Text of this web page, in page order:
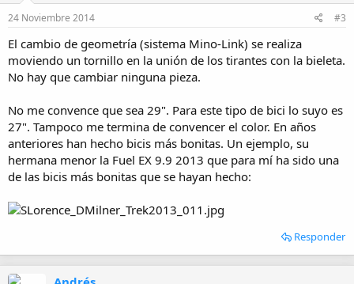
24 Noviembre 2014 #3
El cambio de geometría (sistema Mino-Link) se realiza
moviendo un tornillo en la unión de los tirantes con la bieleta.
No hay que cambiar ninguna pieza.
No me convence que sea 29". Para este tipo de bici lo suyo es
27". Tampoco me termina de convencer el color. En años
anteriores han hecho bicis más bonitas. Un ejemplo, su
hermana menor la Fuel EX 9.9 2013 que para mí ha sido una
de las bicis más bonitas que se hayan hecho:
Responder